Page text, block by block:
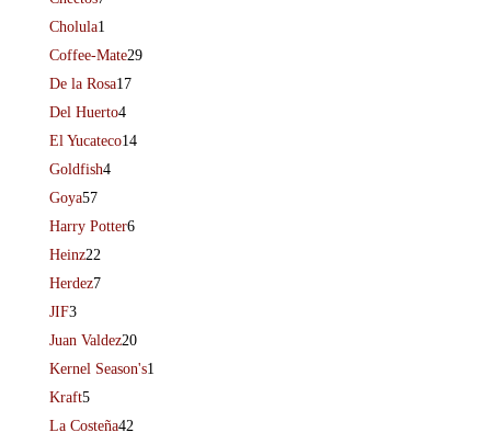
Cholula1
Coffee-Mate29
De la Rosa17
Del Huerto4
El Yucateco14
Goldfish4
Goya57
Harry Potter6
Heinz22
Herdez7
JIF3
Juan Valdez20
Kernel Season's1
Kraft5
La Costeña42